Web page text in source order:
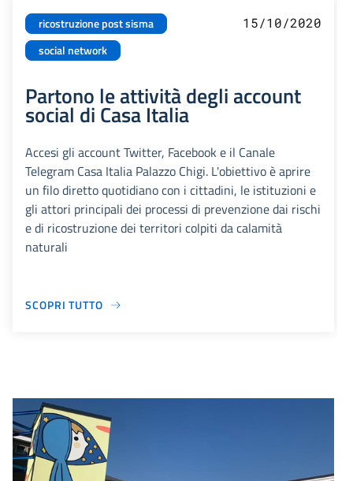
ricostruzione post sisma
social network
15/10/2020
Partono le attività degli account
social di Casa Italia
Accesi gli account Twitter, Facebook e il Canale
Telegram Casa Italia Palazzo Chigi. L'obiettivo è aprire
un filo diretto quotidiano con i cittadini, le istituzioni e
gli attori principali dei processi di prevenzione dai rischi
e di ricostruzione dei territori colpiti da calamità
naturali
SCOPRI TUTTO